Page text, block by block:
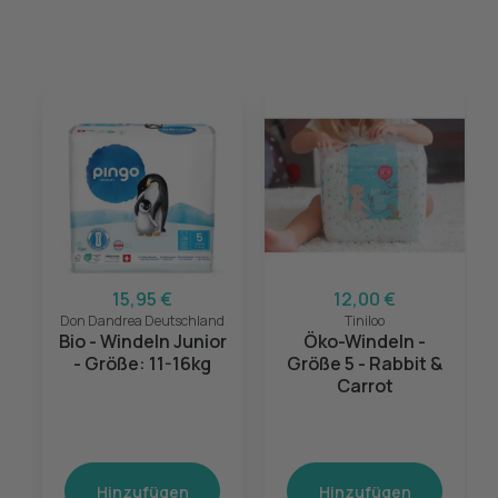
15,95 €
Don Dandrea Deutschland
Bio - Windeln Junior
- Größe: 11-16kg
Hinzufügen
12,00 €
Tiniloo
Öko-Windeln -
Größe 5 - Rabbit &
Carrot
Hinzufügen